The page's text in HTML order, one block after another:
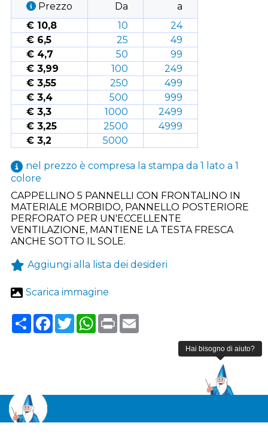
Prezzo Da
a
€ 10,8
10
24
€ 6,5
25
49
€ 4,7
50
99
€ 3,99
100
249
€ 3,55
250
499
€ 3,4
500
999
€ 3,3
1000
2499
€ 3,25
2500
4999
€ 3,2
5000
nel prezzo è compresa la stampa da 1 lato a 1
colore
CAPPELLINO 5 PANNELLI CON FRONTALINO IN
MATERIALE MORBIDO, PANNELLO POSTERIORE
PERFORATO PER UN'ECCELLENTE
VENTILAZIONE, MANTIENE LA TESTA FRESCA
ANCHE SOTTO IL SOLE.
Aggiungi alla lista dei desideri
Scarica immagine
ShareFacebook
TwitterWhatsApp
PrintEmail